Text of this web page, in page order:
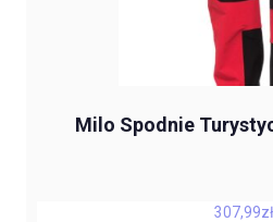
Milo Spodnie
307,99zł